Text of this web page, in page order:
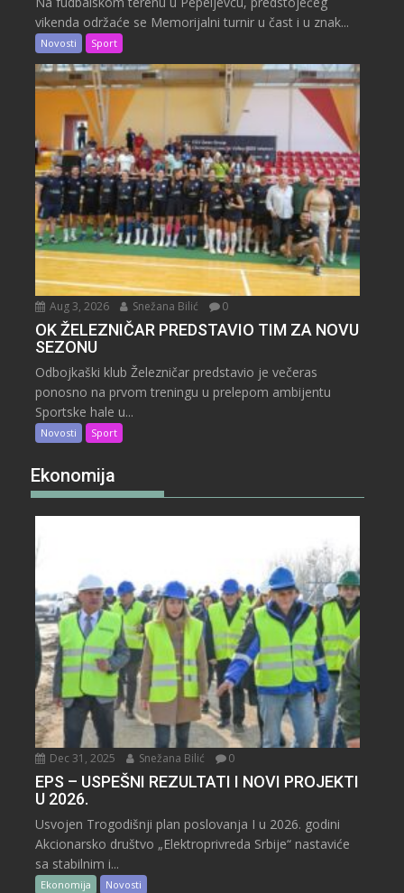
vikenda održaće se Memorijalni turnir u čast i u znak...
Novosti Sport
Aug 3, 2026 Snežana Bilić 0
OK ŽELEZNIČAR PREDSTAVIO TIM ZA NOVU
SEZONU
Odbojkaški klub Železničar predstavio je večeras
ponosno na prvom treningu u prelepom ambijentu
Sportske hale u...
Novosti Sport
Ekonomija
Dec 31, 2025 Snežana Bilić 0
EPS – USPEŠNI REZULTATI I NOVI PROJEKTI
U 2026.
Usvojen Trogodišnji plan poslovanja I u 2026. godini
Akcionarsko društvo „Elektroprivreda Srbije“ nastaviće
sa stabilnim i...
Ekonomija Novosti